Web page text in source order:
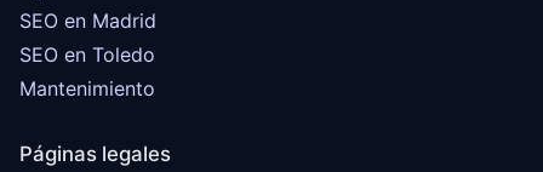
SEO en Madrid
SEO en Toledo
Mantenimiento
Páginas legales